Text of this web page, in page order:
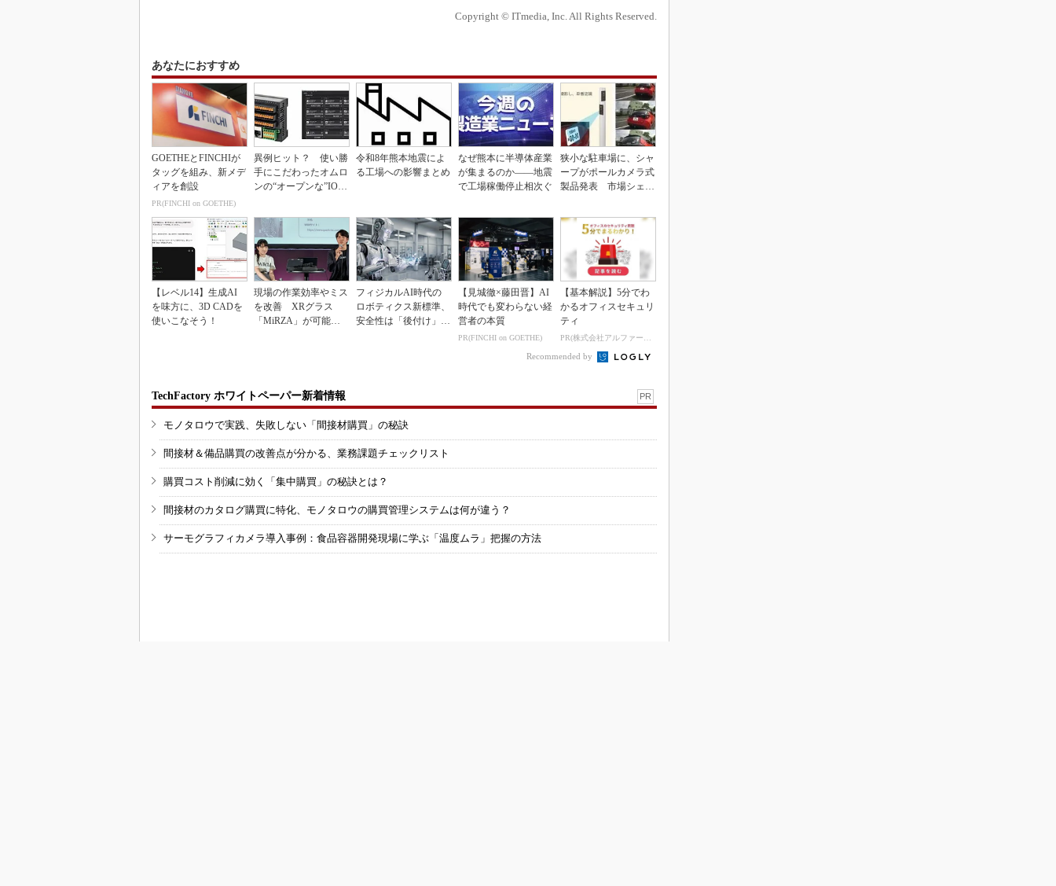
Copyright © ITmedia, Inc. All Rights Reserved.
あなたにおすすめ
GOETHEとFINCHIが
タッグを組み、新メデ
ィアを創設
PR(FINCHI on GOETHE)
異例ヒット？ 使い勝
手にこだわったオムロ
ンの“オープンな”IO-L
令和8年熊本地震によ
る工場への影響まとめ
なぜ熊本に半導体産業
が集まるのか――地震
で工場稼働停止相次ぐ
狭小な駐車場に、シャ
ープがポールカメラ式
製品発表 市場シェア
【レベル14】生成AI
を味方に、3D CADを
使いこなそう！
現場の作業効率やミス
を改善 XRグラス
「MiRZA」が可能に
フィジカルAI時代の
ロボティクス新標準、
安全性は「後付け」で
【見城徹×藤田晋】AI
時代でも変わらない経
営者の本質
PR(FINCHI on GOETHE)
【基本解説】5分でわ
かるオフィスセキュリ
ティ
PR(株式会社アルファーテクノ)
Recommended by
TechFactory ホワイトペーパー新着情報 PR
モノタロウで実践、失敗しない「間接材購買」の秘訣
間接材＆備品購買の改善点が分かる、業務課題チェックリスト
購買コスト削減に効く「集中購買」の秘訣とは？
間接材のカタログ購買に特化、モノタロウの購買管理システムは何が違う？
サーモグラフィカメラ導入事例：食品容器開発現場に学ぶ「温度ムラ」把握の方法